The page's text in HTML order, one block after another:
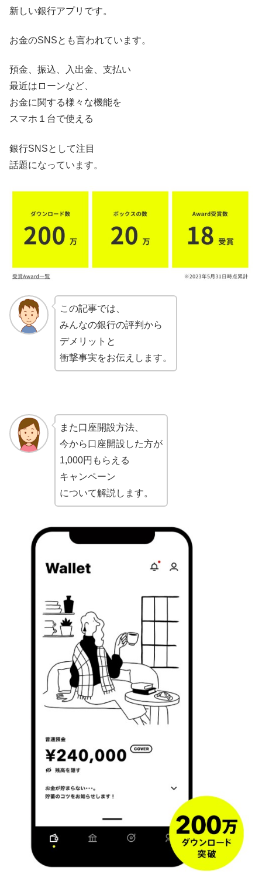
新しい銀行アプリです。
お金のSNSとも言われています。
預金、振込、入出金、支払い
最近はローンなど、
お金に関する様々な機能を
スマホ１台で使える
銀行SNSとして注目
話題になっています。
この記事では、
みんなの銀行の評判から
デメリットと
衝撃事実をお伝えします。
また口座開設方法、
今から口座開設した方が
1,000円もらえる
キャンペーン
について解説します。